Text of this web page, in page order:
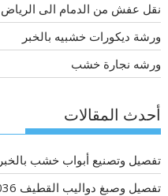
نقل عفش من الدمام الى الرياض
ورشة ديكورات خشبيه بالخبر
ورشه نجارة خشب
أحدث المقالات
تفصيل وتصنيع أبواب خشب بالخبر 0546538036
تفصيل وصبغ دواليب القطيف 0546538036